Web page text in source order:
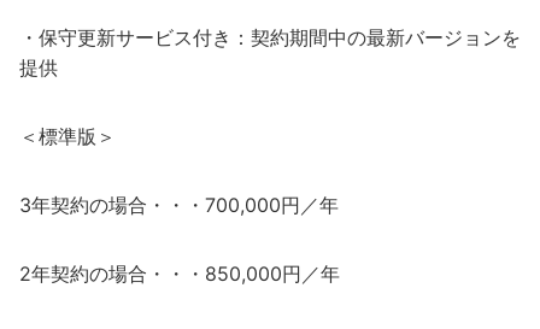
・保守更新サービス付き：契約期間中の最新バージョンを
提供
＜標準版＞
3年契約の場合・・・700,000円／年
2年契約の場合・・・850,000円／年